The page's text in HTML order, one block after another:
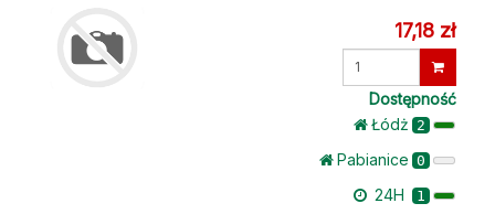
17,18 zł
Wprowadź
Dostępność
Łódż 2
Pabianice 0
24H 1